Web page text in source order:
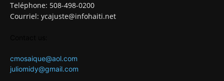
Teléphone: 508-498-0200
Courriel: ycajuste@infohaiti.net
cmosaique@aol.com
juliomidy@gmail.com